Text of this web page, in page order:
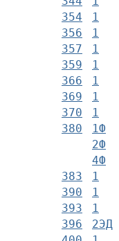
354
1
356
1
357
1
359
1
366
1
369
1
370
1
380
1Ф
2Ф
4Ф
383
1
390
1
393
1
396
2ЭД